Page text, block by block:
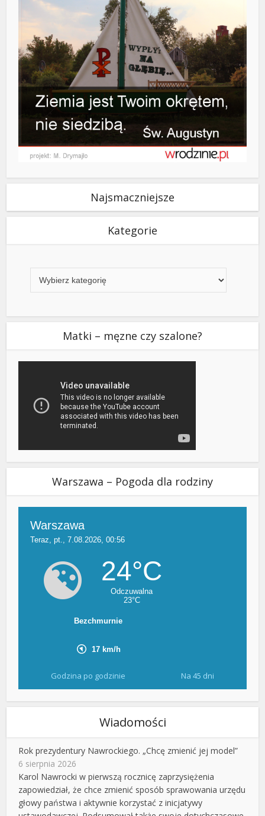
Najsmaczniejsze
Kategorie
Matki – męzne czy szalone?
Warszawa – Pogoda dla rodziny
Godzina po godzinie Na 45 dni
Wiadomości
Rok prezydentury Nawrockiego. „Chcę zmienić jej model”
6 sierpnia 2026
Karol Nawrocki w pierwszą rocznicę zaprzysiężenia
zapowiedział, że chce zmienić sposób sprawowania urzędu
głowy państwa i aktywnie korzystać z inicjatywy